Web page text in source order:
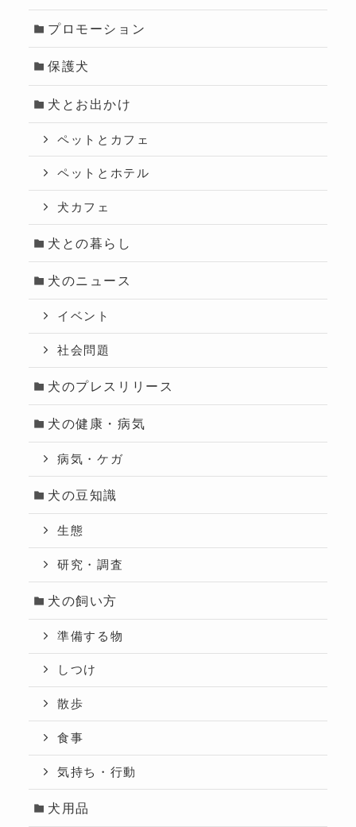
プロモーション
保護犬
犬とお出かけ
ペットとカフェ
ペットとホテル
犬カフェ
犬との暮らし
犬のニュース
イベント
社会問題
犬のプレスリリース
犬の健康・病気
病気・ケガ
犬の豆知識
生態
研究・調査
犬の飼い方
準備する物
しつけ
散歩
食事
気持ち・行動
犬用品